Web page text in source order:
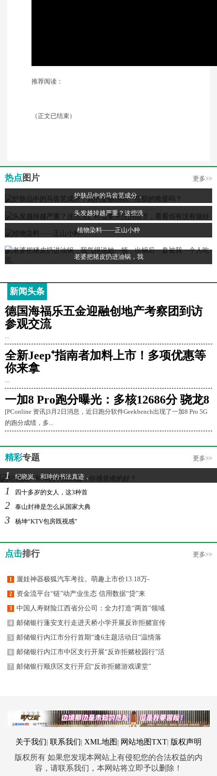
推荐阅读：
（正文已结束）
热点 图片 更多>>
护肤品中的马齿苋成分，
头发越掉越严重？这些洗
植物染料——正山小种
老婆把猪皮扔进油锅，我
新闻头条
德国海福乐五金迎融创地产考察团到访
参观交流
...
全新Jeep⁺指南者加料上市！多项优惠等
你来拿
...
一加8 Pro跑分曝光：多核12686分 骁龙8
[PConline 资讯]3月2日消息，近日跑分软件Geekbench出现了一加8 Pro 5G
的跑分成绩，多...
精彩专题 更多>>
1 纪晓岚、和珅的书法真迹，
1 四十多岁的女人，这3种首
2 泰山封禅是怎么从国家大典
3 杨坤“KTV包房既视感”
点击排行 更多>>
1 遛娃神器极狐汽车考拉。萌趣上市价13.18万-
2 资金流平台“链”动产业生态 信用数据“贷”来
3 中国人寿财险江西省分公司：全力打造“两首”领域
4 邮储银行蓬安支行走进天桥小学开展反诈拒赌宣传
5 邮储银行内江市分行首期“逢6主题活动日”温情落
6 邮储银行内江市中区支行开展“反诈拒赌校园行”活
7 邮储银行顺庆区支行开启“反诈拒赌游戏课堂”
关于我们 联系我们 XML地图 网站地图TXT 版权声明
版权所有 如果您发现本网站上有侵犯您的合法权益的内
容，请联系我们，本网站将立即予以删除！